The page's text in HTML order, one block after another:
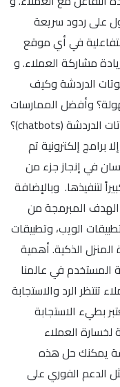
على ردود سريعة
في أي موقع
مشاركة العملاء. و
الدردشة وكيف
وأفضل الممارسات
لتحقيق أقصى استفادة منها. ما هي روبوتات الدردشة (chatbots)؟
برامج إلكترونية تم
في إنجاز جزء من
لتنفيذها. وبالإضافة
الهدف المبرمجة من
الويب، وتطبيقات
الذكية. أهمية
المستخدم في عالمنا
تنتظر الرد والاستجابة
بطيء الاستجابة
لخسارة العملاء
يمكنك حل هذه
الدعم الفوري على